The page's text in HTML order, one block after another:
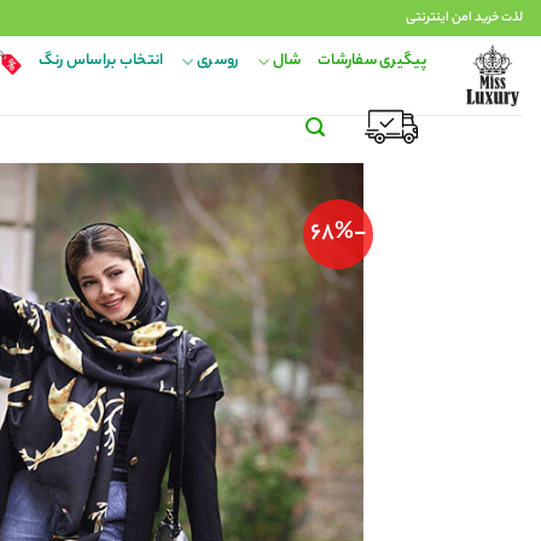
Skip
to
content
لذت خرید امن اینترنتی
پیگیری سفارشات شال روسری انتخاب براساس رنگ
-68%